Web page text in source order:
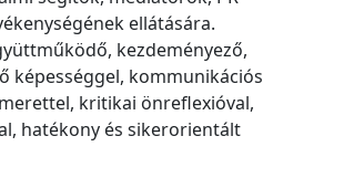
ellátására.
kezdeményező,
képességgel, kommunikációs
kritikai önreflexióval,
hatékony és sikerorientált